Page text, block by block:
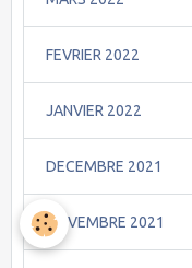
FEVRIER 2022
JANVIER 2022
DECEMBRE 2021
NOVEMBRE 2021